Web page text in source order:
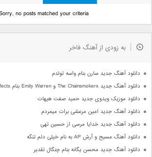
no posts matched your criteria.
به زودی از آهنگ فاخر
دانلود آهنگ جدید سارن بنام واسه تولدم
دانلود آهنگ جدید The Chainsmokers و Emily Warren بنام Side Effects
دانلود موزیک ویدوی جدید حمید صفت هیهات
دانلود آهنگ جدید امین مرعشی برات میمردم
دانلود آهنگ جدید خدایا مرسی از حسین تهی
دانلود آهنگ مسیح و آرش AP به نام خیلی دلم تنگه
دانلود آهنگ جدید محسن یگانه بنام چنگال تقدیر